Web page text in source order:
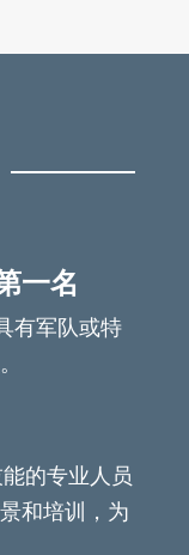
一名
有军队或特
的专业人员
和培训，为